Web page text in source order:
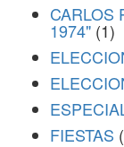
CARLOS
1974" (1)
FIESTAS